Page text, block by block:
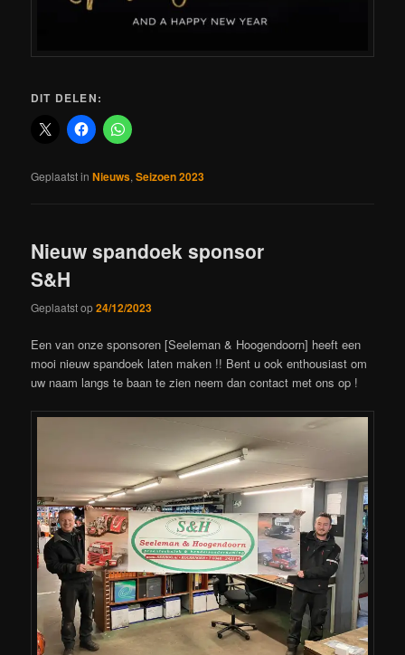
DIT DELEN:
Geplaatst in Nieuws,Seizoen 2023
Nieuw spandoek sponsor
S&H
Geplaatst op24/12/2023
Een van onze sponsoren [Seeleman & Hoogendoorn] heeft een
mooi nieuw spandoek laten maken !! Bent u ook enthousiast om
uw naam langs te baan te zien neem dan contact met ons op !